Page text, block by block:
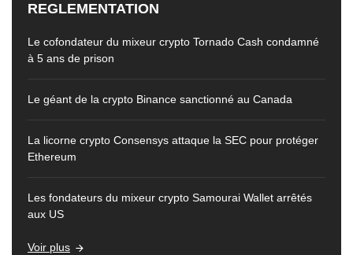
REGLEMENTATION
Le cofondateur du mixeur crypto Tornado Cash condamné
à 5 ans de prison
Le géant de la crypto Binance sanctionné au Canada
La licorne crypto Consensys attaque la SEC pour protéger
Ethereum
Les fondateurs du mixeur crypto Samourai Wallet arrêtés
aux US
Voir plus